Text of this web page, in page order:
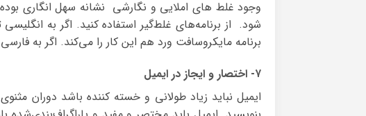
وجود غلط های املایی و نگارشی نشانه سهل انگاری
شود. از برنامه‌های غلط‌گیر استفاده کنید. اگر به
برنامه مایکروسافت ورد هم این کار را می‌کند. اگر به
۷- اختصار و ایجاز در ایمیل
ایمیل نباید زیاد طولانی و خسته کننده باشد دوران